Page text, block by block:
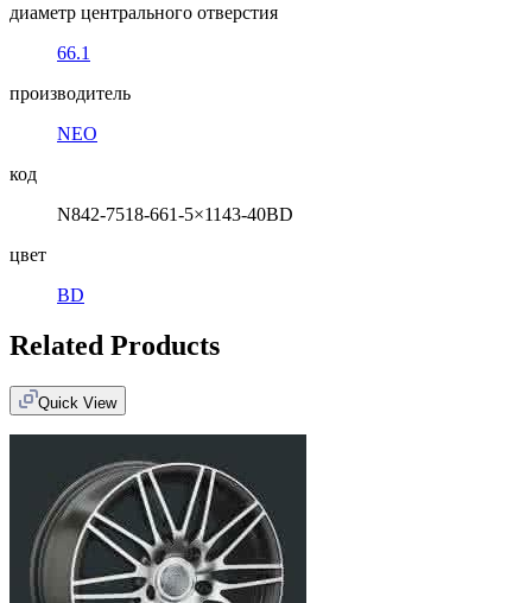
диаметр центрального отверстия
66.1
производитель
NEO
код
N842-7518-661-5×1143-40BD
цвет
BD
Related Products
Quick View